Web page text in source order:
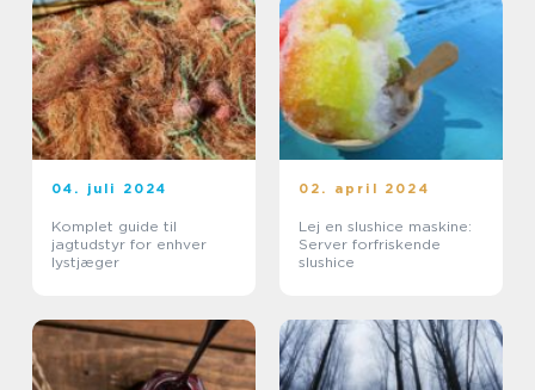
04. juli 2024
Komplet guide til
jagtudstyr for enhver
lystjæger
02. april 2024
Lej en slushice maskine:
Server forfriskende
slushice